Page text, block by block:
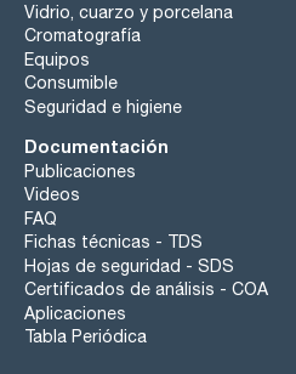
Vidrio, cuarzo y porcelana
Cromatografía
Equipos
Consumible
Seguridad e higiene
Documentación
Publicaciones
Videos
FAQ
Fichas técnicas - TDS
Hojas de seguridad - SDS
Certificados de análisis - COA
Aplicaciones
Tabla Periódica